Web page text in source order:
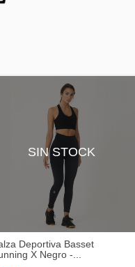
SIN STOCK
Deportiva Basset
X Negro -...